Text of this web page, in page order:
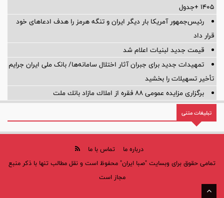
۱۴۰۵ +جدول
رئیس‌جمهور آمریکا بار دیگر ایران و تنگه هرمز را هدف ادعاهای خود
قرار داد
قیمت جدید لبنیات اعلام شد
تمهیدات جدید برای جبران آثار اختلال سامانه‌ها/ بانک ملی ایران جرایم
تأخیر تسهیلات را بخشید
برگزاری مزایده عمومی 88 فقره از املاك مازاد بانك ملت
تبلیغات متنی
درباره ما
تماس با ما
تمامی حقوق برای وبسایت "صبا ایران" محفوظ است و نقل مطالب تنها با ذکر منبع
مجاز است